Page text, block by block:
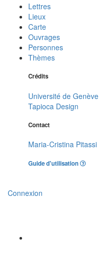
Lettres
Lieux
Carte
Ouvrages
Personnes
Thèmes
Crédits
Université de Genève
Tapioca Design
Contact
Maria-Cristina Pitassi
Guide d'utilisation
Connexion